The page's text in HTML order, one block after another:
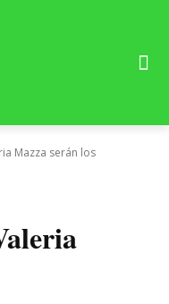
Mazza serán los